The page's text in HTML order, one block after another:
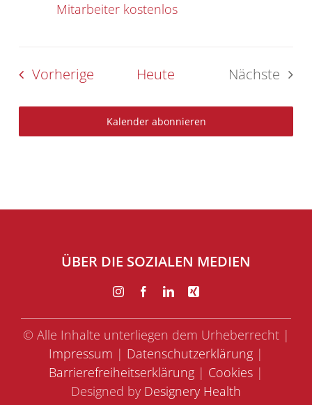
kostenlos
VorherigeEvents Heute
Nächste
Kalender abonnieren
ÜBER DIE SOZIALEN MEDIEN
© Alle Inhalte unterliegen dem Urheberrecht |
Impressum | Datenschutzerklärung |
Barrierefreiheitserklärung | Cookies |
Designed by Designery Health